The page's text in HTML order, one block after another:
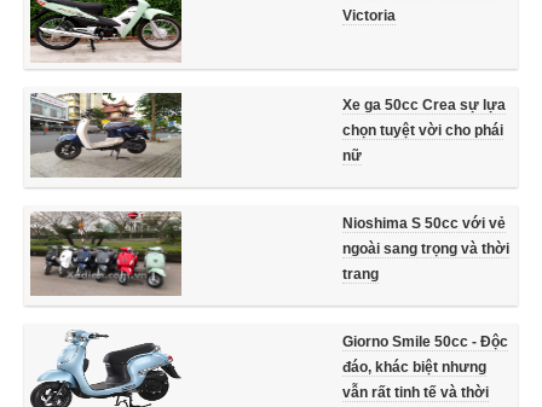
Victoria
Xe ga 50cc Crea sự lựa
chọn tuyệt vời cho phái
nữ
Nioshima S 50cc với vẻ
ngoài sang trọng và thời
trang
Giorno Smile 50cc - Độc
đáo, khác biệt nhưng
vẫn rất tinh tế và thời